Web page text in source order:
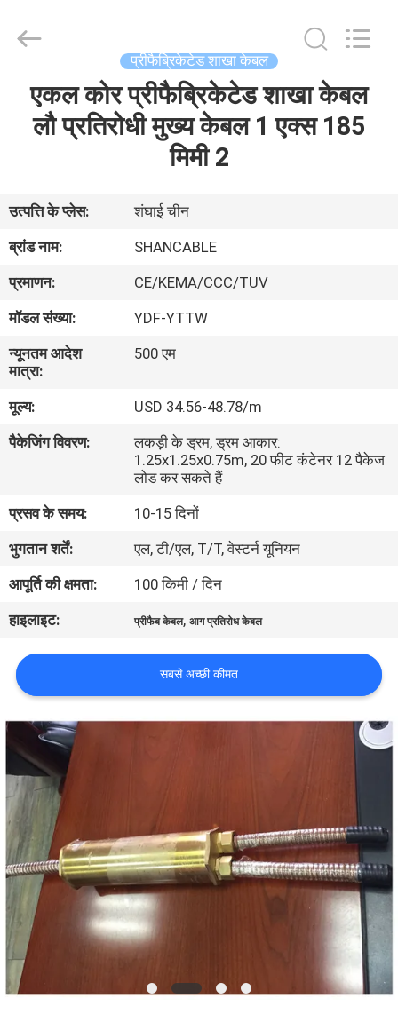
होम
वीडियो
दिखाएँ
हमारे
बारे
में
यात्रा
गुणवत्ता
नियंत्रण
हमसे
संपर्क
करें
समाचार
BLOG
एक
बोली
का
अनुरोध
Cable
(Group)
Reserved.
प्रीफैब्रिकेटेड शाखा केबल
एकल कोर प्रीफैब्रिकेटेड शाखा केबल
लौ प्रतिरोधी मुख्य केबल 1 एक्स 185
मिमी 2
उत्पत्ति के प्लेस:
शंघाई चीन
ब्रांड नाम:
SHANCABLE
प्रमाणन:
CE/KEMA/CCC/TUV
मॉडल संख्या:
YDF-YTTW
न्यूनतम आदेश
मात्रा:
500 एम
मूल्य:
USD 34.56-48.78/m
पैकेजिंग विवरण:
लकड़ी के ड्रम, ड्रम आकार:
1.25x1.25x0.75m, 20 फीट कंटेनर 12 पैकेज
लोड कर सकते हैं
प्रसव के समय:
10-15 दिनों
भुगतान शर्तें:
एल, टी/एल, T/T, वेस्टर्न यूनियन
आपूर्ति की क्षमता:
100 किमी / दिन
हाइलाइट:
प्रीफैब केबल,आग प्रतिरोध केबल
सबसे अच्छी कीमत